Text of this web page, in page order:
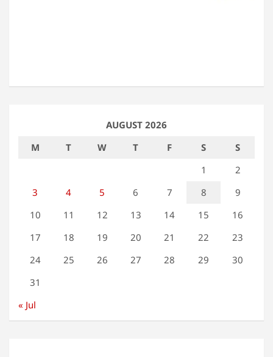
AUGUST 2026
M
T W T F S
S
1
2
3
4 5 6 7 8
9
10
11 12 13 14 15
16
17
18 19 20 21 22
23
24
25 26 27 28 29
30
31
« Jul